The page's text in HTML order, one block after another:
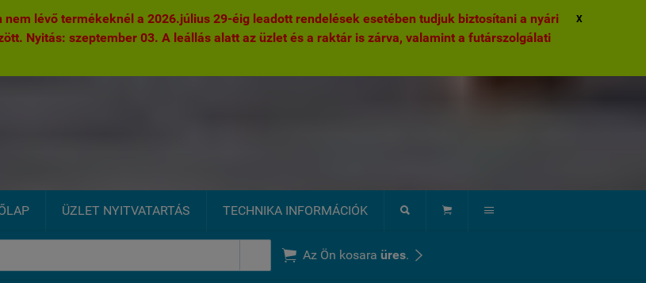
lévő termékeknél a 2026.július 29-éig leadott rendelések esetében tudjuk biztosítani a nyári
Nyitás: szeptember 03. A leállás alatt az üzlet és a raktár is zárva, valamint a futárszolgálati
X
ÜZLET NYITVATARTÁS TECHNIKA INFORMÁCIÓK   
 Az Ön kosara üres. 